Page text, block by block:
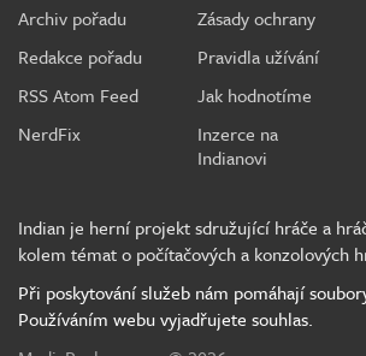
Archiv pořadu
Redakce pořadu
RSS Atom Feed
NerdFix
Zásady ochrany
Pravidla užívání
Jak hodnotíme
Inzerce na
Indianovi
Indian je herní projekt sdružující hráče a
kolem témat o počítačových a konzolových
Při poskytování služeb nám pomáhají
Používáním webu vyjadřujete souhlas.